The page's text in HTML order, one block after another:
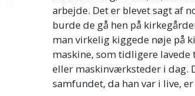
arbejde. Det er blevet sagt af
burde de gå hen på
man virkelig kiggede nøje på
maskine, som tidligere
eller maskinværksteder i dag.
samfundet, da han var i live,